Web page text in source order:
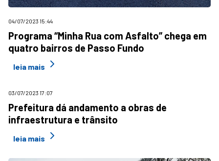
04/07/2023 15:44
Programa “Minha Rua com Asfalto” chega em
quatro bairros de Passo Fundo
leia mais
03/07/2023 17:07
Prefeitura dá andamento a obras de
infraestrutura e trânsito
leia mais